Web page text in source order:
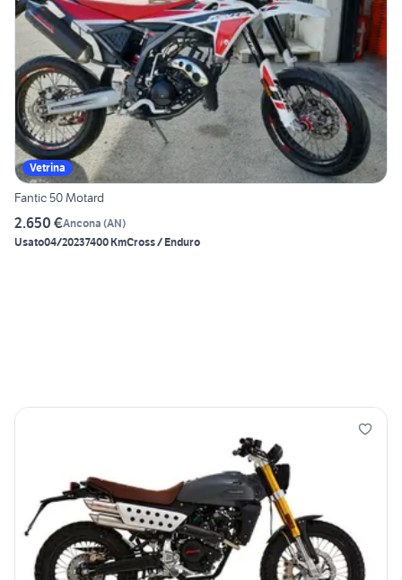
Vetrina
Fantic 50 Motard
2.650 €Ancona (AN)
Usato04/20237400 KmCross / Enduro